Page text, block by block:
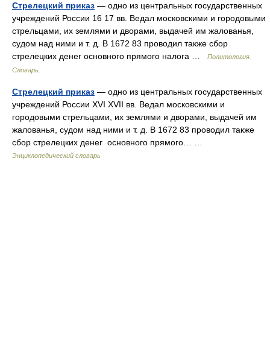
Стрелецкий приказ — одно из центральных государственных
учреждений России 16 17 вв. Ведал московскими и городовыми
стрельцами, их землями и дворами, выдачей им жалованья,
судом над ними и т. д. В 1672 83 проводил также сбор
стрелецких денег основного прямого налога …
Политология.
Словарь.
Стрелецкий приказ — одно из центральных государственных
учреждений России XVI XVII вв. Ведал московскими и
городовыми стрельцами, их землями и дворами, выдачей им
жалованья, судом над ними и т. д. В 1672 83 проводил также
сбор стрелецких денег основного прямого… …
Энциклопедический словарь